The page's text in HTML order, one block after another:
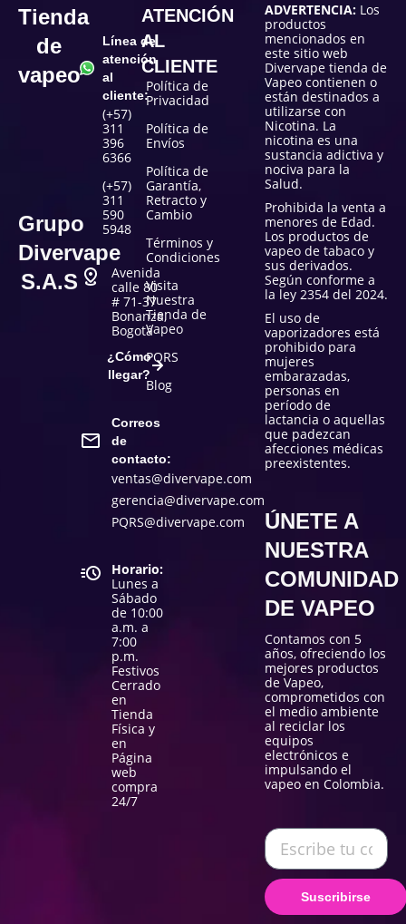
Tienda
de
vapeo
Grupo
Divervape
S.A.S
Línea de
atención
al
cliente:
(+57)
311
396
6366
(+57)
311
590
5948
Avenida
calle 80
# 71-37
Bonanza,
Bogotá
¿Cómo
llegar?
Correos
de
contacto:
ventas@divervape.com
gerencia@divervape.com
PQRS@divervape.com
Horario:
Lunes a
Sábado
de 10:00
a.m. a
7:00
p.m.
Festivos
Cerrado
en
Tienda
Física y
en
Página
web
compra
24/7
ATENCIÓN
AL
CLIENTE
Política de
Privacidad
Política de
Envíos
Política de
Garantía,
Retracto y
Cambio
Términos y
Condiciones
Visita
Nuestra
Tienda de
Vapeo
PQRS
Blog
ADVERTENCIA: Los
productos
mencionados en
este sitio web
Divervape tienda de
Vapeo contienen o
están destinados a
utilizarse con
Nicotina. La
nicotina es una
sustancia adictiva y
nociva para la
Salud.
Prohibida la venta a
menores de Edad.
Los productos de
vapeo de tabaco y
sus derivados.
Según conforme a
la ley 2354 del 2024.
El uso de
vaporizadores está
prohibido para
mujeres
embarazadas,
personas en
período de
lactancia o aquellas
que padezcan
afecciones médicas
preexistentes.
ÚNETE A
NUESTRA
COMUNIDAD
DE VAPEO
Contamos con 5
años, ofreciendo los
mejores productos
de Vapeo,
comprometidos con
el medio ambiente
al reciclar los
equipos
electrónicos e
impulsando el
vapeo en Colombia.
Suscribirse